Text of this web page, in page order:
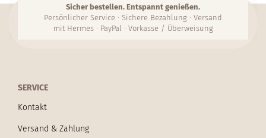
Sicher bestellen. Entspannt genießen.
Persönlicher Service · Sichere Bezahlung · Versand
mit Hermes · PayPal · Vorkasse / Überweisung
SERVICE
Kontakt
Versand & Zahlung